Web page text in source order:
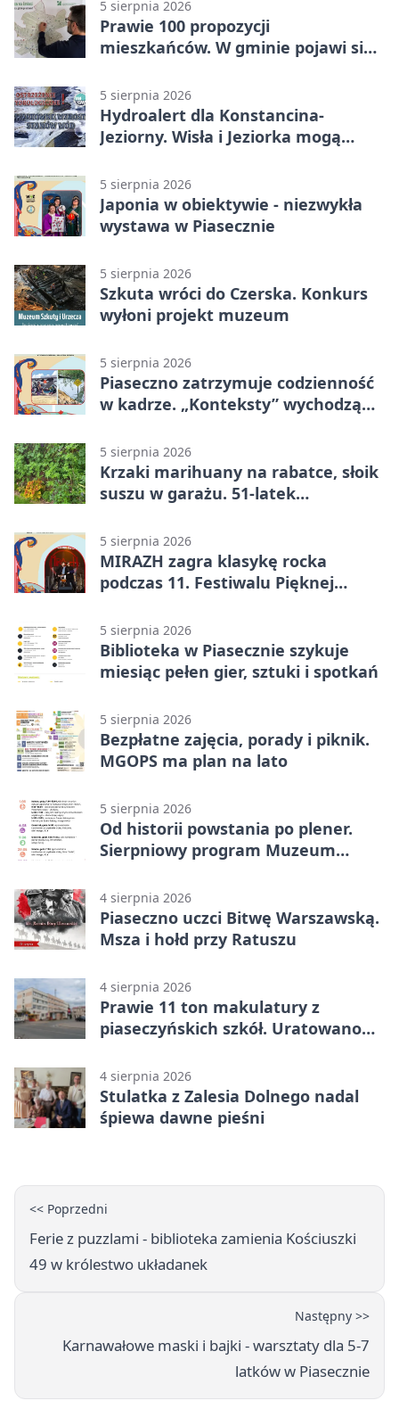
5 sierpnia 2026
Prawie 100 propozycji
mieszkańców. W gminie pojawi się
5 sierpnia 2026
Hydroalert dla Konstancina-
Jeziorny. Wisła i Jeziorka mogą
5 sierpnia 2026
Japonia w obiektywie - niezwykła
wystawa w Piasecznie
5 sierpnia 2026
Szkuta wróci do Czerska. Konkurs
wyłoni projekt muzeum
5 sierpnia 2026
Piaseczno zatrzymuje codzienność
w kadrze. „Konteksty” wychodzą
5 sierpnia 2026
Krzaki marihuany na rabatce, słoik
suszu w garażu. 51-latek
5 sierpnia 2026
MIRAZH zagra klasykę rocka
podczas 11. Festiwalu Pięknej
5 sierpnia 2026
Biblioteka w Piasecznie szykuje
miesiąc pełen gier, sztuki i spotkań
5 sierpnia 2026
Bezpłatne zajęcia, porady i piknik.
MGOPS ma plan na lato
5 sierpnia 2026
Od historii powstania po plener.
Sierpniowy program Muzeum
4 sierpnia 2026
Piaseczno uczci Bitwę Warszawską.
Msza i hołd przy Ratuszu
4 sierpnia 2026
Prawie 11 ton makulatury z
piaseczyńskich szkół. Uratowano
4 sierpnia 2026
Stulatka z Zalesia Dolnego nadal
śpiewa dawne pieśni
<< Poprzedni
Ferie z puzzlami - biblioteka zamienia Kościuszki
49 w królestwo układanek
Następny >>
Karnawałowe maski i bajki - warsztaty dla 5-7
latków w Piasecznie